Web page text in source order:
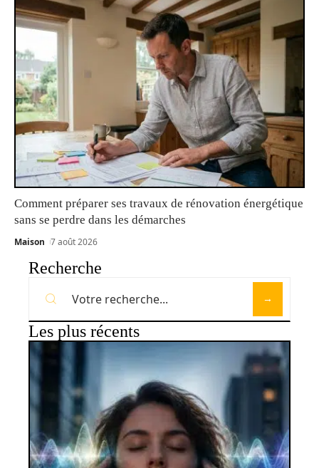
Comment préparer ses travaux de rénovation énergétique
sans se perdre dans les démarches
Maison 7 août 2026
Recherche
Les plus récents